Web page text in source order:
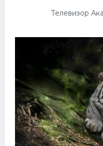
Телевизор